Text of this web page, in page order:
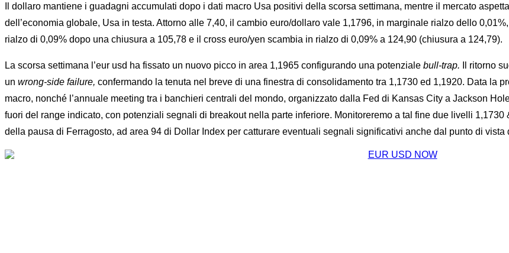
Il dollaro mantiene i guadagni accumulati dopo i dati macro Usa positivi della scorsa settimana, mentre il mercato
dell’economia globale, Usa in testa. Attorno alle 7,40, il cambio euro/dollaro vale 1,1796, in marginale rialzo dello
rialzo di 0,09% dopo una chiusura a 105,78 e il cross euro/yen scambia in rialzo di 0,09% a 124,90 (chiusura a 124,79).
La scorsa settimana l’eur usd ha fissato un nuovo picco in area 1,1965 configurando una potenziale bull-trap.
Il ritorno
un wrong-side failure, confermando la tenuta nel breve di una finestra di consolidamento tra 1,1730 ed 1,1920. Data la
macro, nonché l’annuale meeting tra i banchieri centrali del mondo, organizzato dalla Fed di Kansas City a Jackson
fuori del range indicato, con potenziali segnali di breakout nella parte inferiore. Monitoreremo a tal fine due livelli
della pausa di Ferragosto, ad area 94 di Dollar Index per catturare eventuali segnali significativi anche dal punto di vista